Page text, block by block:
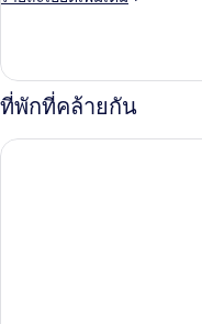
ว่าย
น้ำ
ส่วน
เกี่ยว
กับ
ซู
เรียวิ
ที่พักที่คล้ายกัน
รีสอร์ตบีชโคโนโคโนและ